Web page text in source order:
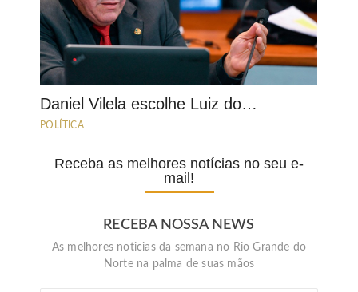
Daniel Vilela escolhe Luiz do…
POLÍTICA
Receba as melhores notícias no seu e-
mail!
RECEBA NOSSA NEWS
As melhores noticias da semana no Rio Grande do
Norte na palma de suas mãos